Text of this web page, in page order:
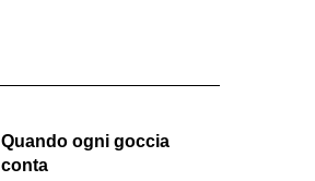
Quando ogni goccia
conta